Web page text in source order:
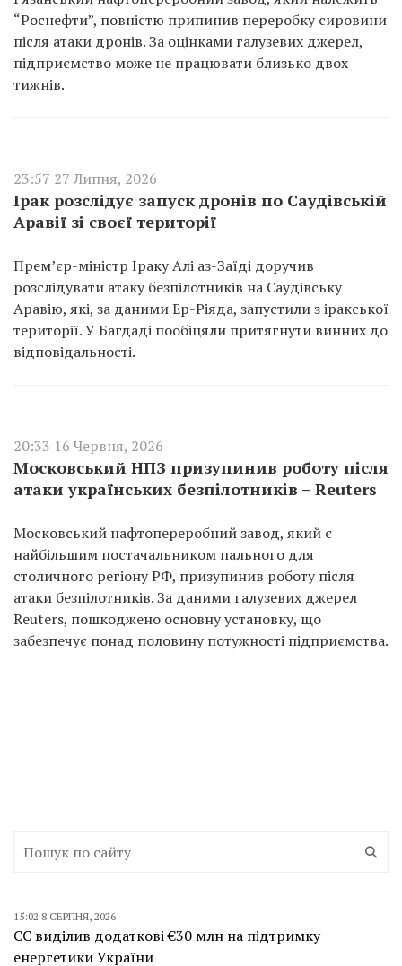
“Роснефти”, повністю припинив переробку сировини
після атаки дронів. За оцінками галузевих джерел,
підприємство може не працювати близько двох
тижнів.
23:57 27 Липня, 2026
Ірак розслідує запуск дронів по Саудівській
Аравії зі своєї території
Прем’єр-міністр Іраку Алі аз-Заїді доручив
розслідувати атаку безпілотників на Саудівську
Аравію, які, за даними Ер-Ріяда, запустили з іракської
території. У Багдаді пообіцяли притягнути винних до
відповідальності.
20:33 16 Червня, 2026
Московський НПЗ призупинив роботу після
атаки українських безпілотників – Reuters
Московський нафтопереробний завод, який є
найбільшим постачальником пального для
столичного регіону РФ, призупинив роботу після
атаки безпілотників. За даними галузевих джерел
Reuters, пошкоджено основну установку, що
забезпечує понад половину потужності підприємства.
15:02 8 СЕРПНЯ, 2026
ЄС виділив додаткові €30 млн на підтримку
енергетики України